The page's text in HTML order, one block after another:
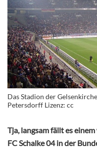
Das Stadion der
Petersdorff Lizenz: cc
Tja, langsam fällt es
FC Schalke 04 in der